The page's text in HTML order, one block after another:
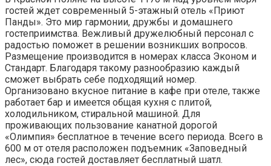
гостей ждет современный 5-этажный отель «Приют
Панды». Это мир гармонии, дружбы и домашнего
гостеприимства. Вежливый дружелюбный персонал с
радостью поможет в решении возникших вопросов.
Размещение производится в номерах класса Эконом и
Стандарт. Благодаря такому разнообразию каждый
сможет выбрать себе подходящий номер.
Организовано вкусное питание в кафе при отеле, также
работает бар и имеется общая кухня с плитой,
холодильником, стиральной машиной. Для
проживающих пользование канатной дорогой
«Олимпия» бесплатное в течение всего периода. Всего в
600 м от отеля расположен подъемник «Заповедный
лес», сюда гостей доставляет бесплатный шатл.